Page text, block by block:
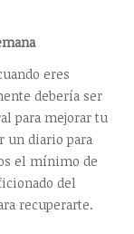
eres
debería ser
para mejorar tu
un diario para
el mínimo de
del
recuperarte.